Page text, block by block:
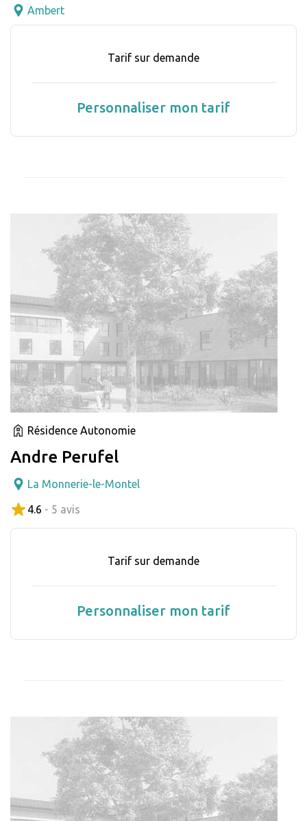
Ambert
Tarif sur demande
Personnaliser mon tarif
Résidence Autonomie
Andre Perufel
La Monnerie-le-Montel
4.6 - 5 avis
Tarif sur demande
Personnaliser mon tarif